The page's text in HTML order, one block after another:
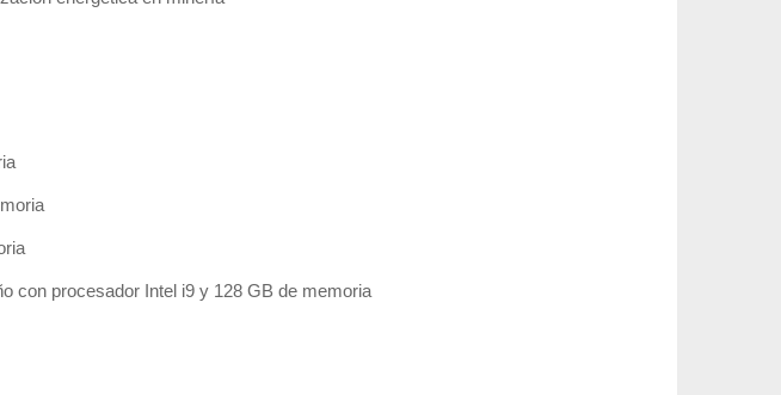
con procesador Intel i9 y 128 GB de memoria